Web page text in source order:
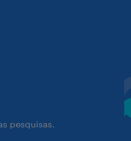
pesquisas.